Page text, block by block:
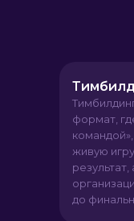
формат,
живую
до